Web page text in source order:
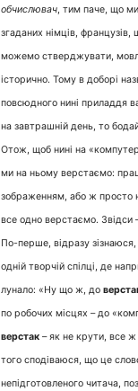
обчислювач, тим паче, що
згаданих німців, французів,
можемо стверджувати,
історично. Тому в доборі
повсюдного нині приладдя
на завтрашній день, то
Отож, щоб нині на
ми на ньому верстаємо:
зображенням, або ж просто
все одно верстаємо. Звідси
По-перше, відразу
одній творчій спілці, де
лунало: «Ну що ж, до
по робочих місцях – до
верстак – як не крути, все
того сподіваюся, що це
непідготовленого читача,